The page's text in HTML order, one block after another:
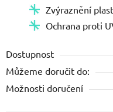
Zvýraznění
Ochrana proti
Dostupnost
Můžeme doručit do:
Možnosti doručení